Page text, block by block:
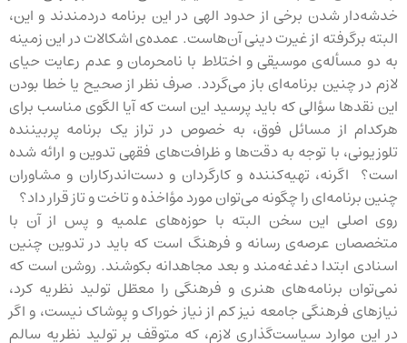
خدشه‌دار شدن برخی از حدود الهی در این برنامه دردمندند و این،
البته برگرفته از غیرت دینی آن‌هاست. عمده‌ی اشکالات در این زمینه
به دو مسأله‌ی موسیقی و اختلاط با نامحرمان و عدم رعایت حیای
لازم در چنین برنامه‌ای باز می‌گردد. صرف نظر از صحیح یا خطا بودن
این نقدها سؤالی که باید پرسید این است که آیا الگوی مناسب برای
هرکدام از مسائل فوق، به خصوص در تراز یک برنامه پربیننده
تلوزیونی، با توجه به دقت‌ها و ظرافت‌های فقهی تدوین و ارائه شده
است؟ اگرنه، تهیه‌کننده و کارگردان و دست‌اندرکاران و مشاوران
چنین برنامه‌ای را چگونه می‌توان مورد مؤاخذه و تاخت و تاز قرار داد؟
روی اصلی این سخن البته با حوزه‌های علمیه و پس از آن با
متخصصان عرصه‌ی رسانه و فرهنگ است که باید در تدوین چنین
اسنادی ابتدا دغدغه‌مند و بعد مجاهدانه بکوشند. روشن است که
نمی‌توان برنامه‌های هنری و فرهنگی را معطّل تولید نظریه کرد،
نیازهای فرهنگی جامعه نیز کم از نیاز خوراک و پوشاک نیست، و اگر
در این موارد سیاست‌گذاری لازم، که متوقف بر تولید نظریه سالم